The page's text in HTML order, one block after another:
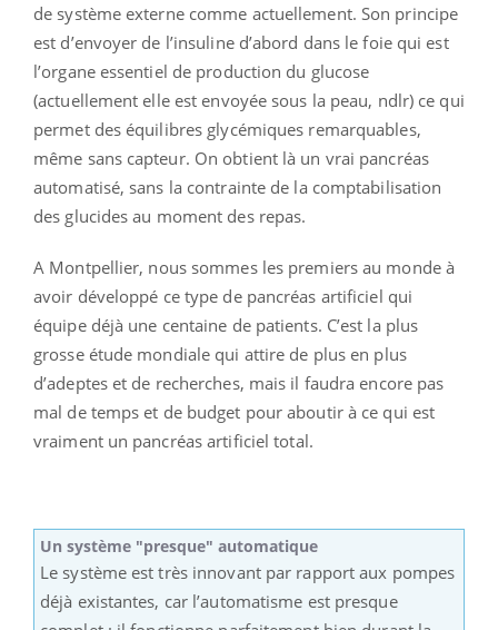
de système externe comme actuellement. Son principe
est d’envoyer de l’insuline d’abord dans le foie qui est
l’organe essentiel de production du glucose
(actuellement elle est envoyée sous la peau, ndlr) ce qui
permet des équilibres glycémiques remarquables,
même sans capteur. On obtient là un vrai pancréas
automatisé, sans la contrainte de la comptabilisation
des glucides au moment des repas.
A Montpellier, nous sommes les premiers au monde à
avoir développé ce type de pancréas artificiel qui
équipe déjà une centaine de patients. C’est la plus
grosse étude mondiale qui attire de plus en plus
d’adeptes et de recherches, mais il faudra encore pas
mal de temps et de budget pour aboutir à ce qui est
vraiment un pancréas artificiel total.
Un système "presque" automatique
Le système est très innovant par rapport aux pompes
déjà existantes, car l’automatisme est presque